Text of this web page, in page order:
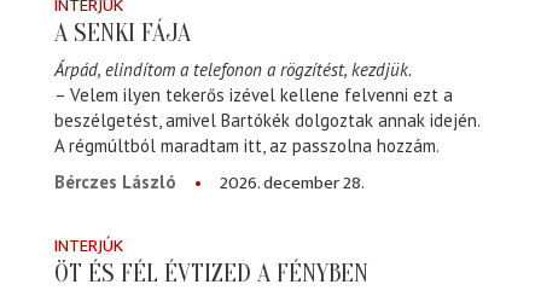
A SENKI FÁJA
Árpád, elindítom a telefonon a rögzítést, kezdjük.
– Velem ilyen tekerős izével kellene felvenni ezt a
beszélgetést, amivel Bartókék dolgoztak annak idején.
A régmúltból maradtam itt, az passzolna hozzám.
Bérczes László
2026. december 28.
INTERJÚK
ÖT ÉS FÉL ÉVTIZED A FÉNYBEN